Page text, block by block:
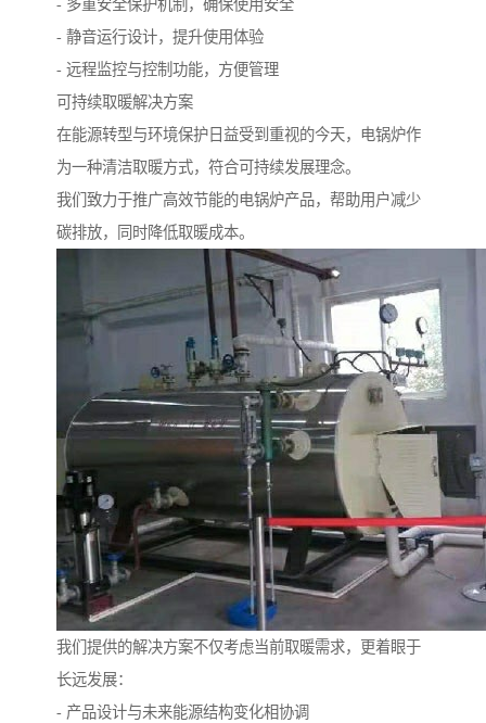
- 多重安全保护机制，确保使用安全
- 静音运行设计，提升使用体验
- 远程监控与控制功能，方便管理
可持续取暖解决方案
在能源转型与环境保护日益受到重视的今天，电锅炉作
为一种清洁取暖方式，符合可持续发展理念。
我们致力于推广高效节能的电锅炉产品，帮助用户减少
碳排放，同时降低取暖成本。
我们提供的解决方案不仅考虑当前取暖需求，更着眼于
长远发展：
- 产品设计与未来能源结构变化相协调